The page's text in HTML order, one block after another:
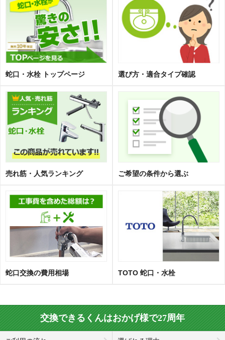
蛇口・水栓 トップページ 選び方・適合タイプ確認
売れ筋・人気ランキング ご希望の条件から選ぶ
蛇口交換の費用相場 TOTO 蛇口・水栓
交換できるくんはおかげ様で27周年